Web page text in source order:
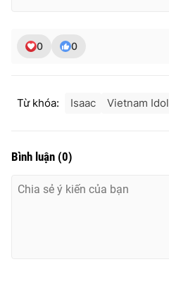
0 0
Từ khóa: Isaac Vietnam
Bình luận (0)